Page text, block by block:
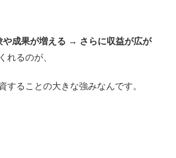
や成果が増える → さらに収益が広が
れるのが、
することの大きな強みなんです。